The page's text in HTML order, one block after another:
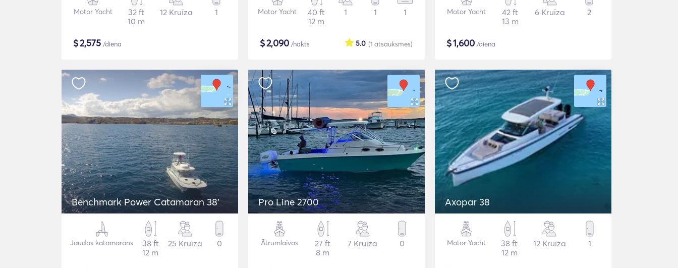
Motor Yacht
32 ft
10 m
12 Kruīza 1
$2,575 /diena
Motor Yacht
40 ft
12 m
1 1 1
$2,090 /nakts (1 atsauksmes)
5.0
Motor Yacht
42 ft
13 m
6 Kruīza 2
$1,600 /diena
Benchmark Power Catamaran 38'
Jaudas katamarāns
38 ft
12 m
25 Kruīza 0
Pro Line 2700
Ātrumlaivas
27 ft
8 m
7 Kruīza 0
Axopar 38
Motor Yacht
38 ft
12 m
12 Kruīza 1